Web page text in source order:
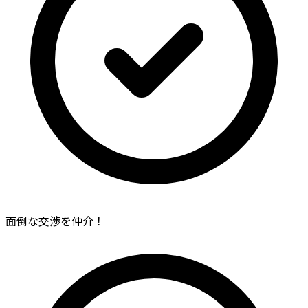
面倒な交渉を仲介！